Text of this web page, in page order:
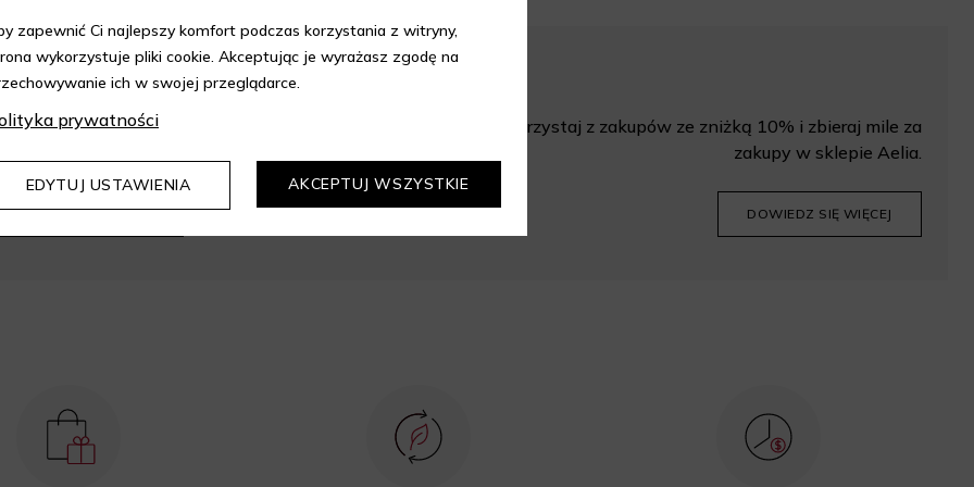
Aelia i korzystaj z
DOWIEDZ SIĘ WIĘCEJ
Korzystaj z zakupów ze zniżką 10% i zbieraj mile za
zakupy w sklepie Aelia.
DOWIEDZ SIĘ WIĘCEJ
zapewnić Ci najlepszy komfort podczas korzystania z witryny,
wykorzystuje pliki cookie. Akceptując je wyrażasz zgodę na
ich w swojej przeglądarce.
prywatności
EDYTUJ USTAWIENIA AKCEPTUJ WSZYSTKIE